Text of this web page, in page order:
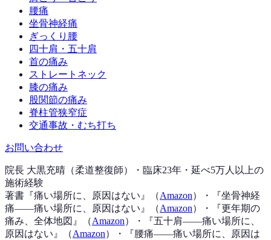
腰痛
坐骨神経痛
ぎっくり腰
四十肩・五十肩
首の痛み
ストレートネック
膝の痛み
股関節の痛み
脊柱管狭窄症
交通事故・むち打ち
お問い合わせ
院長 大黒充晴（柔道整復師）・臨床23年・延べ5万人以上の
施術経験
著書『痛い場所に、原因はない 』（Amazon） ・『坐骨神経
痛——痛い場所に、原因はない 』（Amazon） ・『更年期の
痛み、全体地図 』（Amazon） ・『五十肩——痛い場所に、
原因はない 』（Amazon） ・『腰痛——痛い場所に、原因は